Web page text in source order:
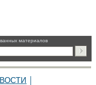
материалов